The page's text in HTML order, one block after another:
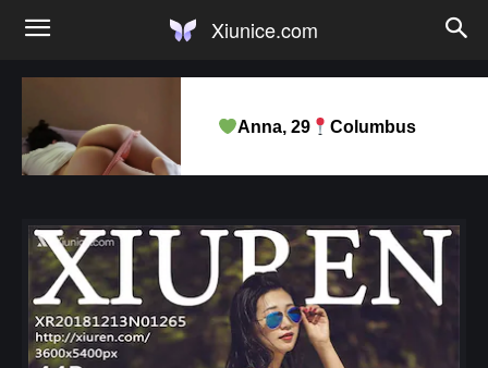
Xiunice.com
Anna, 29 Columbus